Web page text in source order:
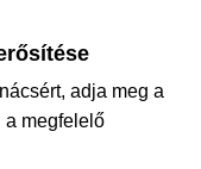
adja meg a
a megfelelő